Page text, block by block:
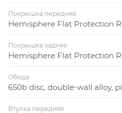
Покрышка передняя
Hemisphere Flat Protection
Покрышка задняя
Hemisphere Flat Protection
Обода
650b disc, double-wall alloy,
Втулка передняя